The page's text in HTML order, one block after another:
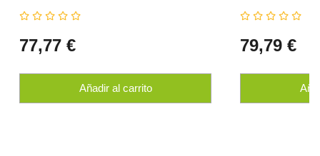
77,77 €
Añadir al carrito
79,79 €